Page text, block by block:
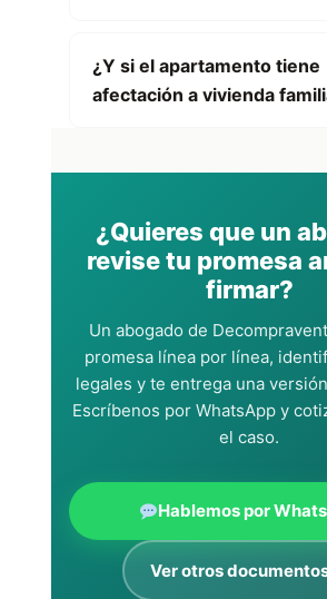
¿Y si el apartamento tiene
afectación a vivienda
¿Quieres que un
revise tu promesa
firmar?
Un abogado de
promesa línea por línea,
legales y te entrega una
Escríbenos por WhatsApp y
el caso.
Hablemos por
Ver otros